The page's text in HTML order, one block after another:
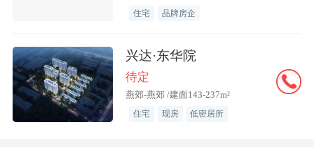
你会看到一条笔直的直线；从侧面观察，
要经过3次以上校对、调整。”
“社群运营是我们为业主搭建情感联结
的关键举措，我们成立了中海跑团，上百
住宅 品牌房企
兴达·东华院
待定
燕郊-燕郊 /建面143-237m²
住宅 现房 低密居所